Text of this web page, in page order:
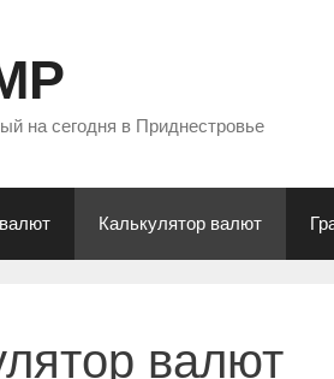
на сегодня в Приднестровье
Калькулятор валют
валют